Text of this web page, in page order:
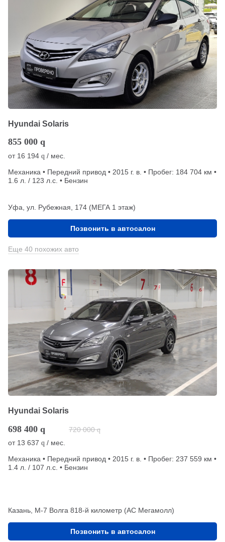
Hyundai Solaris
855 000 q
от 16 194 q / мес.
Механика • Передний привод • 2015 г. в. • Пробег: 184 704 км •
1.6 л. / 123 л.с. • Бензин
Уфа, ул. Рубежная, 174 (МЕГА 1 этаж)
Позвонить в автосалон
Еще 40 похожих авто
Hyundai Solaris
698 400 q 720 000 q
от 13 637 q / мес.
Механика • Передний привод • 2015 г. в. • Пробег: 237 559 км •
1.4 л. / 107 л.с. • Бензин
Казань, М-7 Волга 818-й километр (АС Мегамолл)
Позвонить в автосалон